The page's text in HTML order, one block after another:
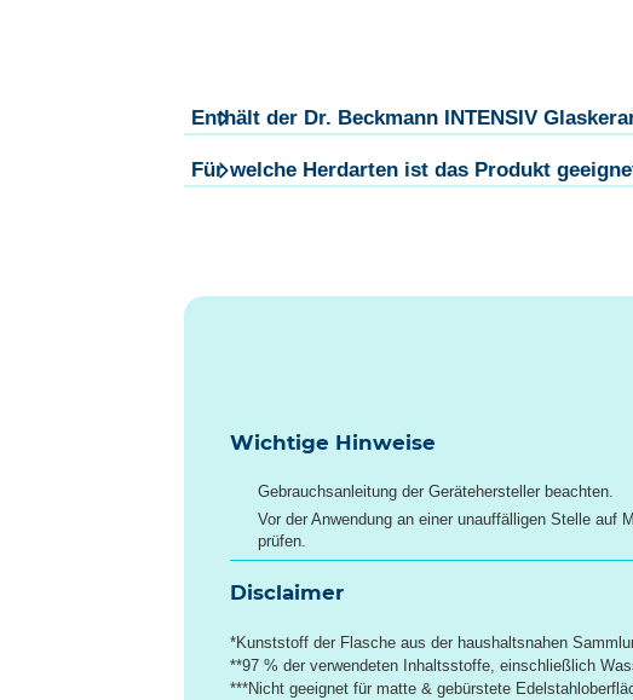
Enthält der Dr. Beckmann INTENSIV
Für welche Herdarten ist das Produkt
Wichtige Hinweise
Gebrauchsanleitung der Gerätehersteller beachten.
Vor der Anwendung an einer unauffälligen Stelle auf
prüfen.
Disclaimer
*Kunststoff der Flasche aus der haushaltsnahen
**97 % der verwendeten Inhaltsstoffe, einschließlich
***Nicht geeignet für matte & gebürstete